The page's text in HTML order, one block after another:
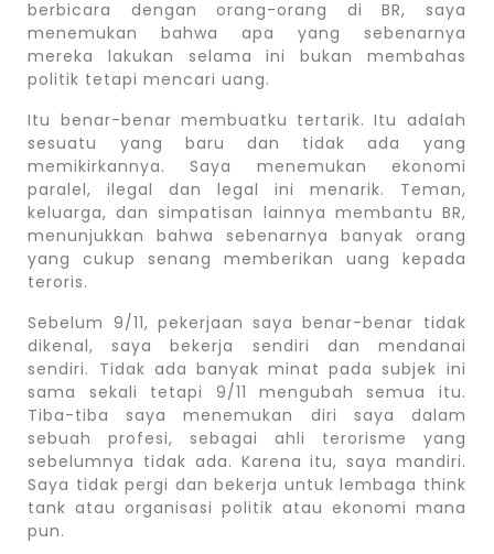
berbicara dengan orang-orang di BR, saya
menemukan bahwa apa yang sebenarnya
mereka lakukan selama ini bukan membahas
politik tetapi mencari uang.
Itu benar-benar membuatku tertarik. Itu adalah
sesuatu yang baru dan tidak ada yang
memikirkannya. Saya menemukan ekonomi
paralel, ilegal dan legal ini menarik. Teman,
keluarga, dan simpatisan lainnya membantu BR,
menunjukkan bahwa sebenarnya banyak orang
yang cukup senang memberikan uang kepada
teroris.
Sebelum 9/11, pekerjaan saya benar-benar tidak
dikenal, saya bekerja sendiri dan mendanai
sendiri. Tidak ada banyak minat pada subjek ini
sama sekali tetapi 9/11 mengubah semua itu.
Tiba-tiba saya menemukan diri saya dalam
sebuah profesi, sebagai ahli terorisme yang
sebelumnya tidak ada. Karena itu, saya mandiri.
Saya tidak pergi dan bekerja untuk lembaga think
tank atau organisasi politik atau ekonomi mana
pun.